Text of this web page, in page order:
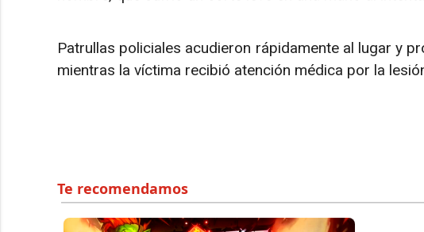
Patrullas policiales acudieron rápidamente al lugar y
mientras la víctima recibió atención médica por la